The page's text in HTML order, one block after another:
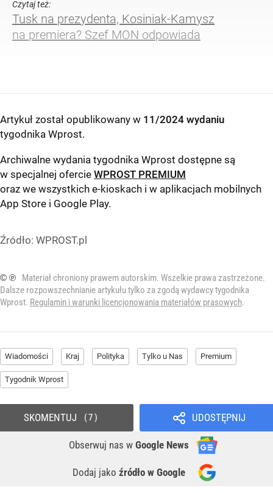
Czytaj też:
Tusk na prezydenta, Kosiniak-Kamysz
na premiera? Szef MON odpowiada
Artykuł został opublikowany w 11/2024 wydaniu
tygodnika Wprost.
Archiwalne wydania tygodnika Wprost dostępne są
w specjalnej ofercie WPROST PREMIUM
oraz we wszystkich e-kioskach i w aplikacjach mobilnych
App Store i Google Play.
Źródło: WPROST.pl
© ℗
Materiał chroniony prawem autorskim. Wszelkie prawa zastrzeżone.
Dalsze rozpowszechnianie artykułu tylko za zgodą wydawcy tygodnika
Wprost. Regulamin i warunki licencjonowania materiałów prasowych.
Wiadomości Kraj Polityka Tylko u Nas Premium
Tygodnik Wprost
UDOSTĘPNIJ
Obserwuj nas w Google News
Dodaj jako źródło w Google
SKOMENTUJ 7